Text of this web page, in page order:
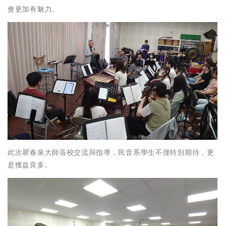
會更加有魅力。
此次瞿春泉大師蒞校交流與指導，民音系學生不僅特別期待，更
是獲益良多。